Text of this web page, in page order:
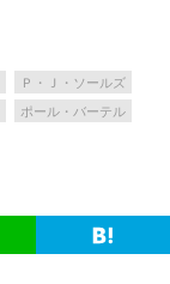
Ｐ・Ｊ・ソールズ
ポール・バーテル